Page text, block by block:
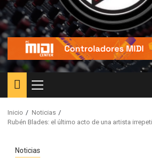
Inicio
Noticias
Rubén Blades: el último acto de una artista
Noticias